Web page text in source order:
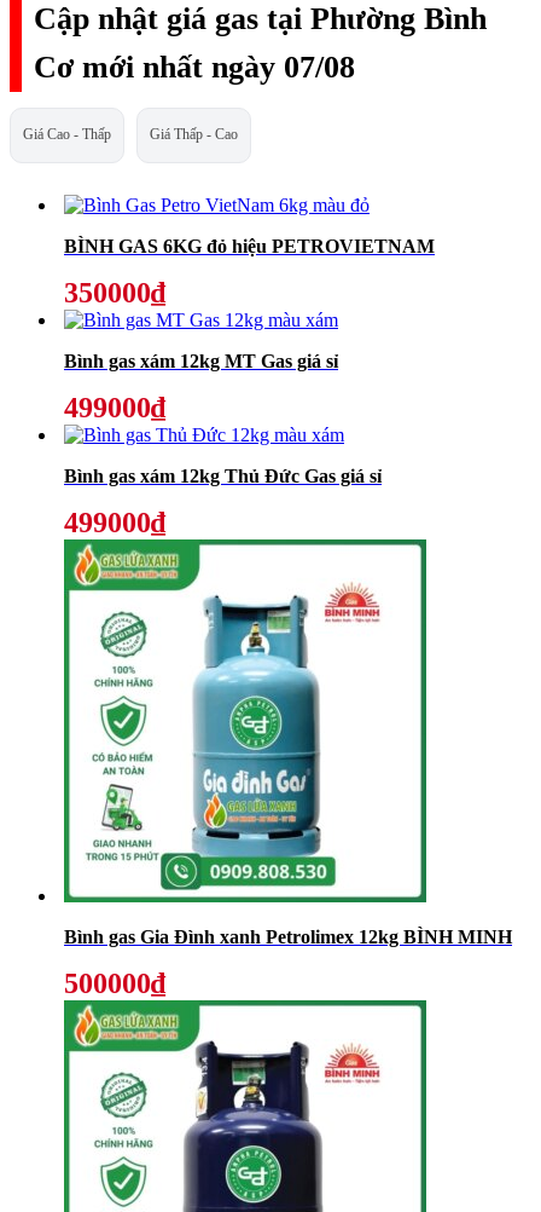
Cập nhật giá gas tại Phường Bình
Cơ mới nhất ngày 07/08
Giá Cao - Thấp Giá Thấp - Cao
BÌNH GAS 6KG đỏ hiệu PETROVIETNAM
350000₫
Bình gas xám 12kg MT Gas giá sỉ
499000₫
Bình gas xám 12kg Thủ Đức Gas giá sỉ
499000₫
Bình gas Gia Đình xanh Petrolimex 12kg BÌNH MINH
500000₫